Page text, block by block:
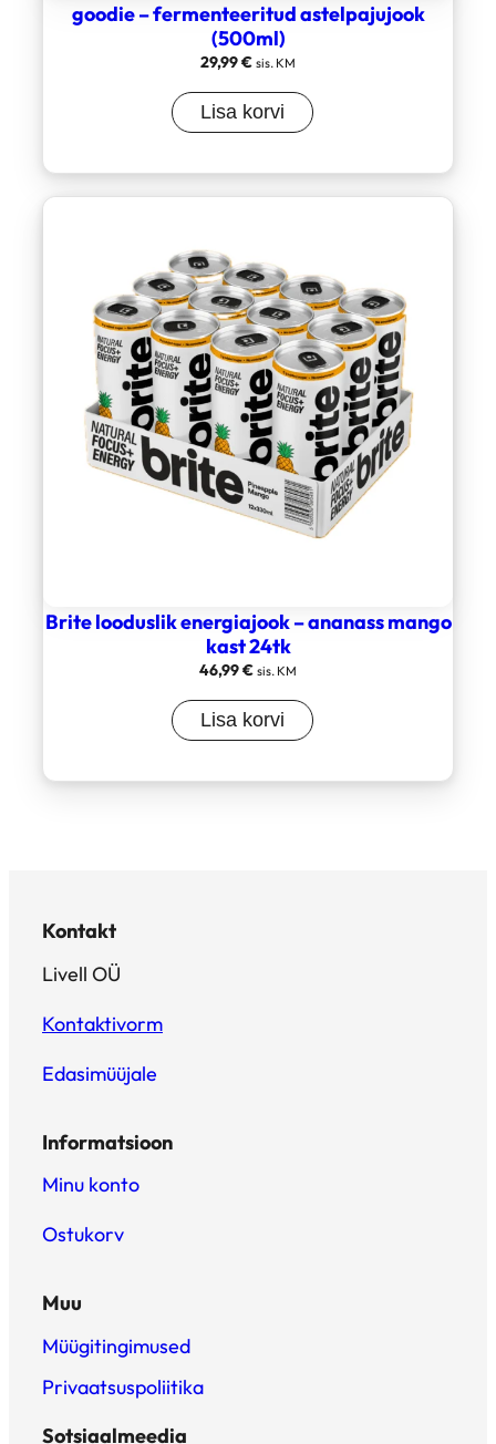
goodie – fermenteeritud astelpajujook
(500ml)
29,99€ sis. KM
Lisa korvi
Brite looduslik energiajook – ananass mango
kast 24tk
46,99€ sis. KM
Lisa korvi
Kontakt
Livell OÜ
Kontaktivorm
Edasimüüjale
Informatsioon
Minu konto
Ostukorv
Muu
Müügitingimused
Privaatsuspoliitika
Sotsiaalmeedia